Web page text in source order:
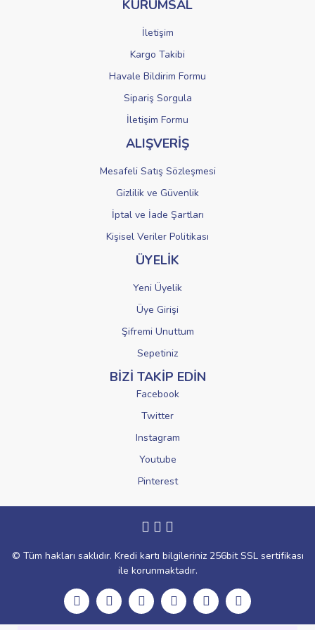
Ürün fiyatı diğer sitelerden daha pahalı.
Gönder
KURUMSAL
İletişim
Kargo Takibi
Havale Bildirim Formu
Sipariş Sorgula
İletişim Formu
ALIŞVERİŞ
Mesafeli Satış Sözleşmesi
Gizlilik ve Güvenlik
İptal ve İade Şartları
Kişisel Veriler Politikası
ÜYELİK
Yeni Üyelik
Üye Girişi
Şifremi Unuttum
Sepetiniz
BİZİ TAKİP EDİN
Facebook
Twitter
Instagram
Youtube
Pinterest
© Tüm hakları saklıdır. Kredi kartı bilgileriniz 256bit SSL sertifikası
ile korunmaktadır.